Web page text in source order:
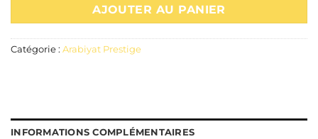
AJOUTER AU PANIER
Catégorie : Arabiyat Prestige
INFORMATIONS COMPLÉMENTAIRES